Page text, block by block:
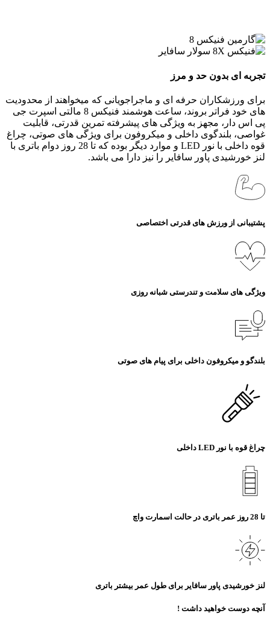
تجربه ای بدون حد و مرز
برای ورزشکاران حرفه‌ ای و ماجراجویانی که میخواهند از محدودیت‌
های خود فراتر بروند، ساعت هوشمند فنیکس 8 مالتی اسپرت جی‌
پی‌ اس دار، مجهز به ویژگی‌ های پیشرفته تمرین قدرتی، قابلیت
غواصی، بلندگوی داخلی و میکروفون برای ویژگی‌ های صوتی، چراغ
قوه داخلی با نور LED و موارد دیگر بوده که تا 28 روز دوام باتری با
لنز خورشیدی پاور سافایر را نیز دارا می باشد.
پشتیبانی از ورزش‌ های قدرتی اختصاصی
ویژگی های سلامت و تندرستی شبانه روزی
بلندگو و میکروفون داخلی برای پیام های صوتی
چراغ قوه با نور LED داخلی
تا 28 روز عمر باتری در حالت اسمارت واچ
لنز خورشیدی پاور سافایر برای طول عمر بیشتر باتری
آنچه دوست خواهید داشت !